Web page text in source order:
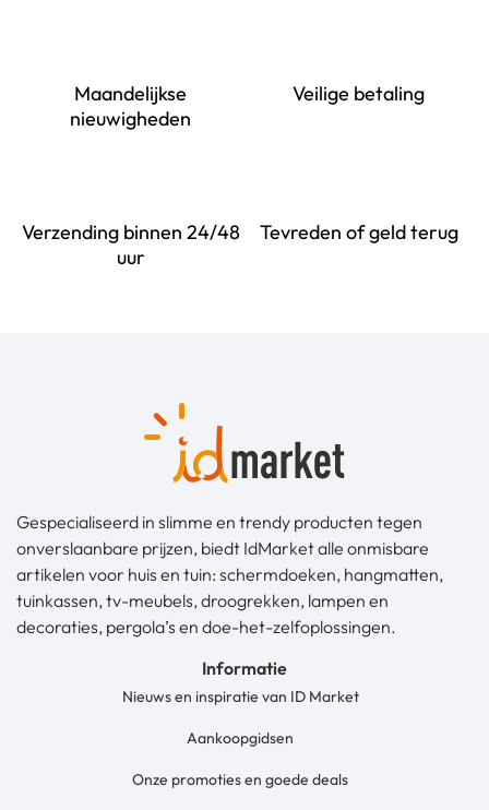
Maandelijkse
nieuwigheden
Veilige betaling
Verzending binnen 24/48
uur
Tevreden of geld terug
Gespecialiseerd in slimme en trendy producten tegen
onverslaanbare prijzen, biedt IdMarket alle onmisbare
artikelen voor huis en tuin: schermdoeken, hangmatten,
tuinkassen, tv-meubels, droogrekken, lampen en
decoraties, pergola’s en doe-het-zelfoplossingen.
Informatie
Nieuws en inspiratie van ID Market
Aankoopgidsen
Onze promoties en goede deals